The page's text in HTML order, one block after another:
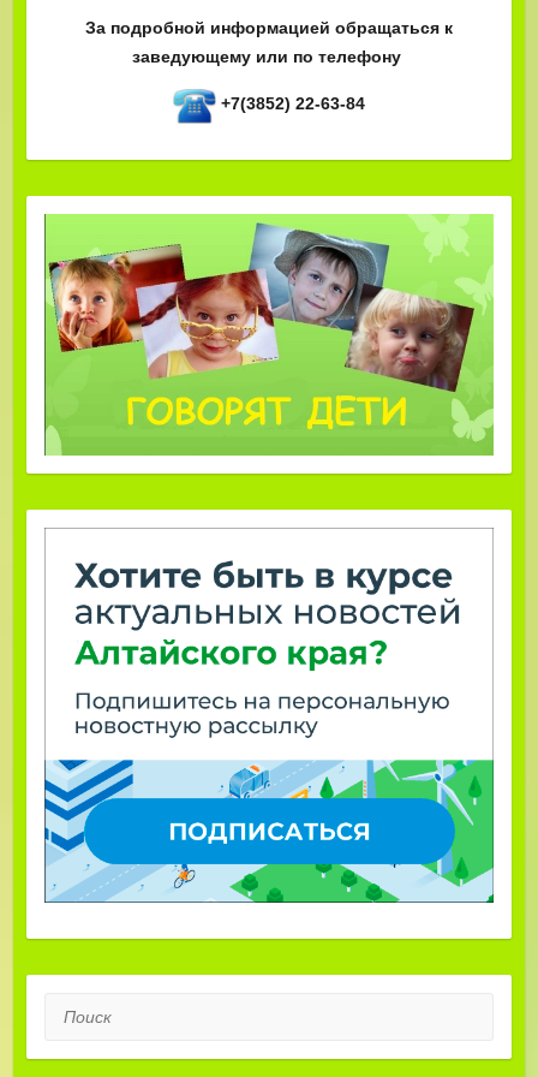
За подробной информацией обращаться к
заведующему или по телефону
+7(3852) 22-63-84
Поиск